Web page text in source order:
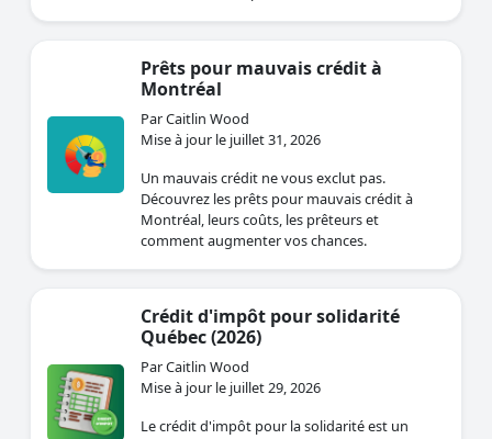
Prêts pour mauvais crédit à
Montréal
Par Caitlin Wood
Mise à jour le juillet 31, 2026
Un mauvais crédit ne vous exclut pas.
Découvrez les prêts pour mauvais crédit à
Montréal, leurs coûts, les prêteurs et
comment augmenter vos chances.
Crédit d'impôt pour solidarité
Québec (2026)
Par Caitlin Wood
Mise à jour le juillet 29, 2026
Le crédit d'impôt pour la solidarité est un